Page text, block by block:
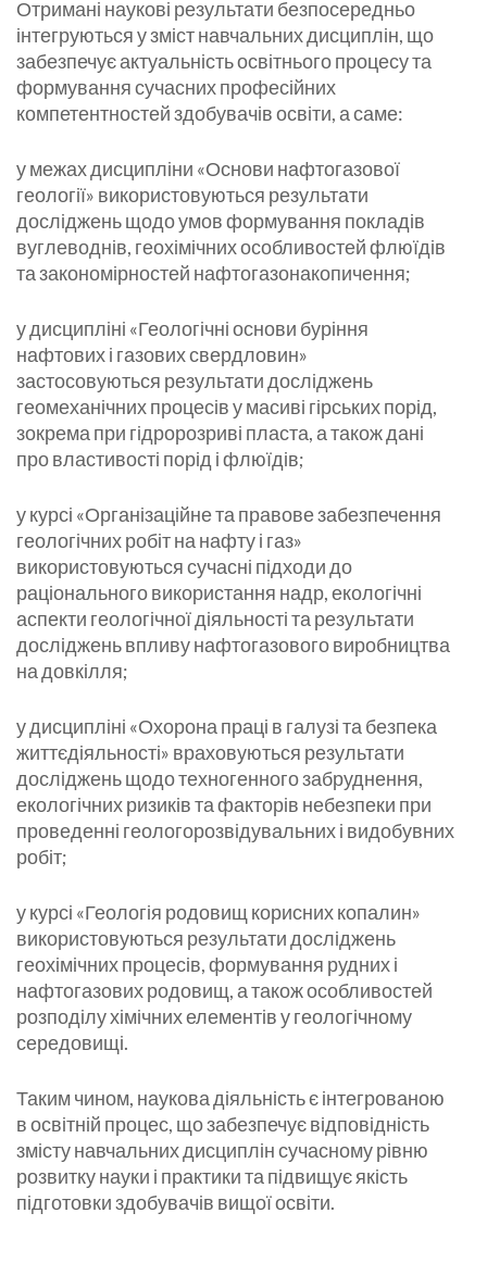
Отримані наукові результати безпосередньо
інтегруються у зміст навчальних дисциплін, що
забезпечує актуальність освітнього процесу та
формування сучасних професійних
компетентностей здобувачів освіти, а саме:
у межах дисципліни «Основи нафтогазової
геології» використовуються результати
досліджень щодо умов формування покладів
вуглеводнів, геохімічних особливостей флюїдів
та закономірностей нафтогазонакопичення;
у дисципліні «Геологічні основи буріння
нафтових і газових свердловин»
застосовуються результати досліджень
геомеханічних процесів у масиві гірських порід,
зокрема при гідророзриві пласта, а також дані
про властивості порід і флюїдів;
у курсі «Організаційне та правове забезпечення
геологічних робіт на нафту і газ»
використовуються сучасні підходи до
раціонального використання надр, екологічні
аспекти геологічної діяльності та результати
досліджень впливу нафтогазового виробництва
на довкілля;
у дисципліні «Охорона праці в галузі та безпека
життєдіяльності» враховуються результати
досліджень щодо техногенного забруднення,
екологічних ризиків та факторів небезпеки при
проведенні геологорозвідувальних і видобувних
робіт;
у курсі «Геологія родовищ корисних копалин»
використовуються результати досліджень
геохімічних процесів, формування рудних і
нафтогазових родовищ, а також особливостей
розподілу хімічних елементів у геологічному
середовищі.
Таким чином, наукова діяльність є інтегрованою
в освітній процес, що забезпечує відповідність
змісту навчальних дисциплін сучасному рівню
розвитку науки і практики та підвищує якість
підготовки здобувачів вищої освіти.